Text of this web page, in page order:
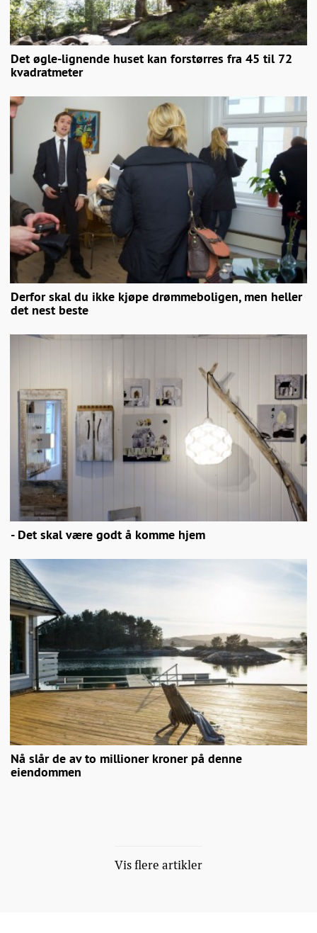
Det øgle-lignende huset kan forstørres fra 45 til 72
kvadratmeter
Derfor skal du ikke kjøpe drømmeboligen, men heller
det nest beste
- Det skal være godt å komme hjem
Nå slår de av to millioner kroner på denne
eiendommen
Vis flere artikler